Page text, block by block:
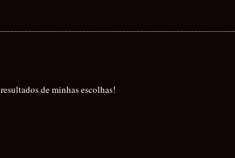
de minhas escolhas!